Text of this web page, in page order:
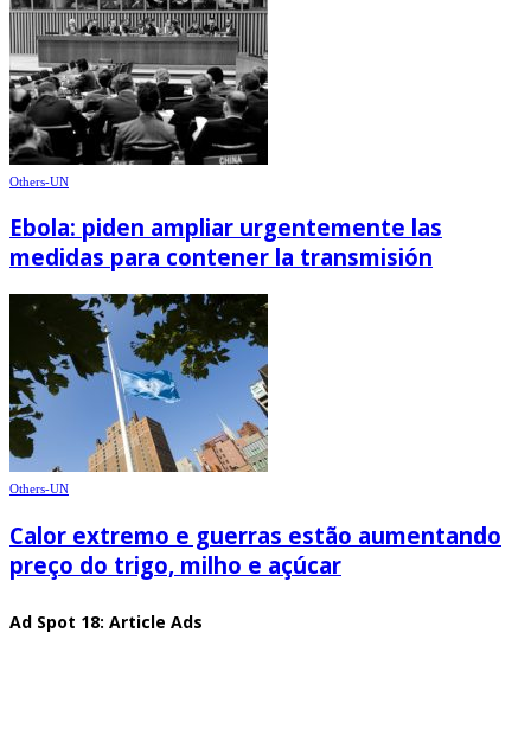
Others-UN
Ebola: piden ampliar urgentemente las
medidas para contener la transmisión
Others-UN
Calor extremo e guerras estão aumentando
preço do trigo, milho e açúcar
Ad Spot 18: Article Ads